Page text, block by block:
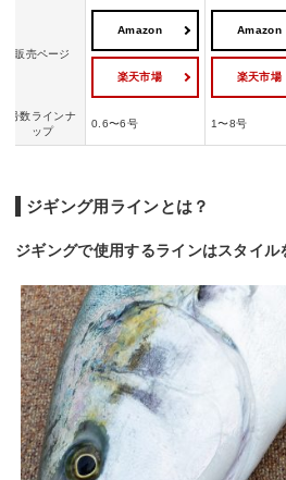
販売ページ
Amazon
楽天市場
Amazon
楽天市場
号数ラインナ
ップ
0.6〜6号 1〜8号
ジギング用ラインとは？
ジギングで使用するラインはスタイル